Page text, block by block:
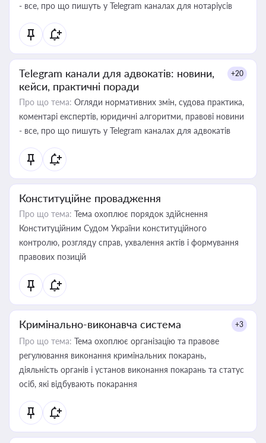
- все, про що пишуть у Telegram каналах для нотаріусів
Telegram канали для адвокатів: новини,
кейси, практичні поради
+20
Про що тема: Огляди нормативних змін, судова практика,
коментарі експертів, юридичні алгоритми, правові новини
- все, про що пишуть у Telegram каналах для адвокатів
Конституційне провадження
Про що тема: Тема охоплює порядок здійснення
Конституційним Судом України конституційного
контролю, розгляду справ, ухвалення актів і формування
правових позицій
Кримінально-виконавча система +3
Про що тема: Тема охоплює організацію та правове
регулювання виконання кримінальних покарань,
діяльність органів і установ виконання покарань та статус
осіб, які відбувають покарання